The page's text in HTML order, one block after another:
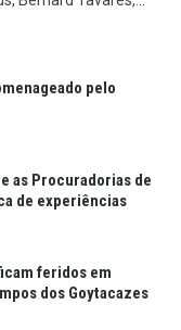
pelo
as Procuradorias de
de experiências
feridos em
dos Goytacazes